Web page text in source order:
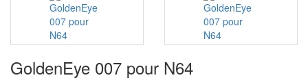
GoldenEye 007 pour N64